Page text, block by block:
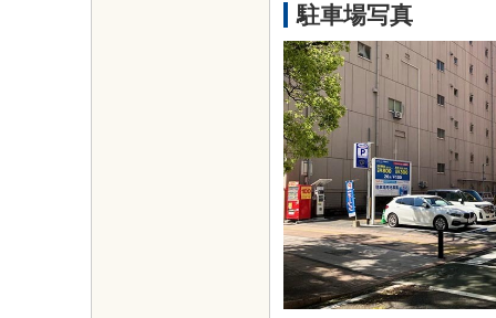
駐車場写真